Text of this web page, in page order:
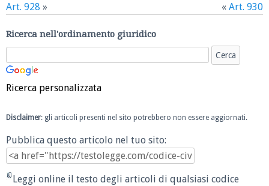
Art. 928 » « Art. 930
Ricerca nell'ordinamento giuridico
Ricerca personalizzata
Disclaimer: gli articoli presenti nel sito potrebbero non essere aggiornati.
Pubblica questo articolo nel tuo sito:
Leggi online il testo degli articoli di qualsiasi codice